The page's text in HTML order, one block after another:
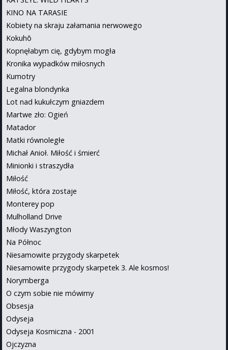
KINO NA TARASIE
Kobiety na skraju załamania nerwowego
Kokuhō
Kopnęłabym cię, gdybym mogła
Kronika wypadków miłosnych
Kumotry
Legalna blondynka
Lot nad kukułczym gniazdem
Martwe zło: Ogień
Matador
Matki równoległe
Michał Anioł. Miłość i śmierć
Minionki i straszydła
Miłość
Miłość, która zostaje
Monterey pop
Mulholland Drive
Młody Waszyngton
Na Północ
Niesamowite przygody skarpetek
Niesamowite przygody skarpetek 3. Ale kosmos!
Norymberga
O czym sobie nie mówimy
Obsesja
Odyseja
Odyseja Kosmiczna - 2001
Ojczyzna